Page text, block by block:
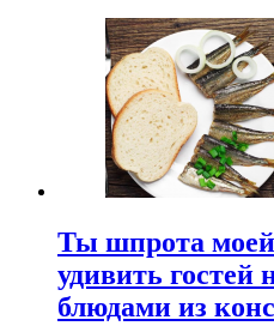
Ты шпрота
удивить
блюдами из